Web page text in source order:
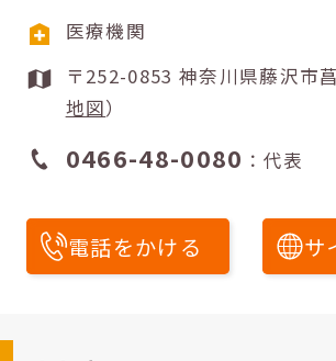
医療機関
〒252-0853 神奈川県
地図）
0466-48-0080 ：代表
電話をかける サ